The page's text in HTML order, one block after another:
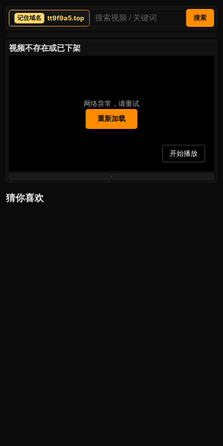
tt9f9a5.top 搜索
视频不存在或已下架
网络异常，请重试
重新加载
开始播放
猜你喜欢